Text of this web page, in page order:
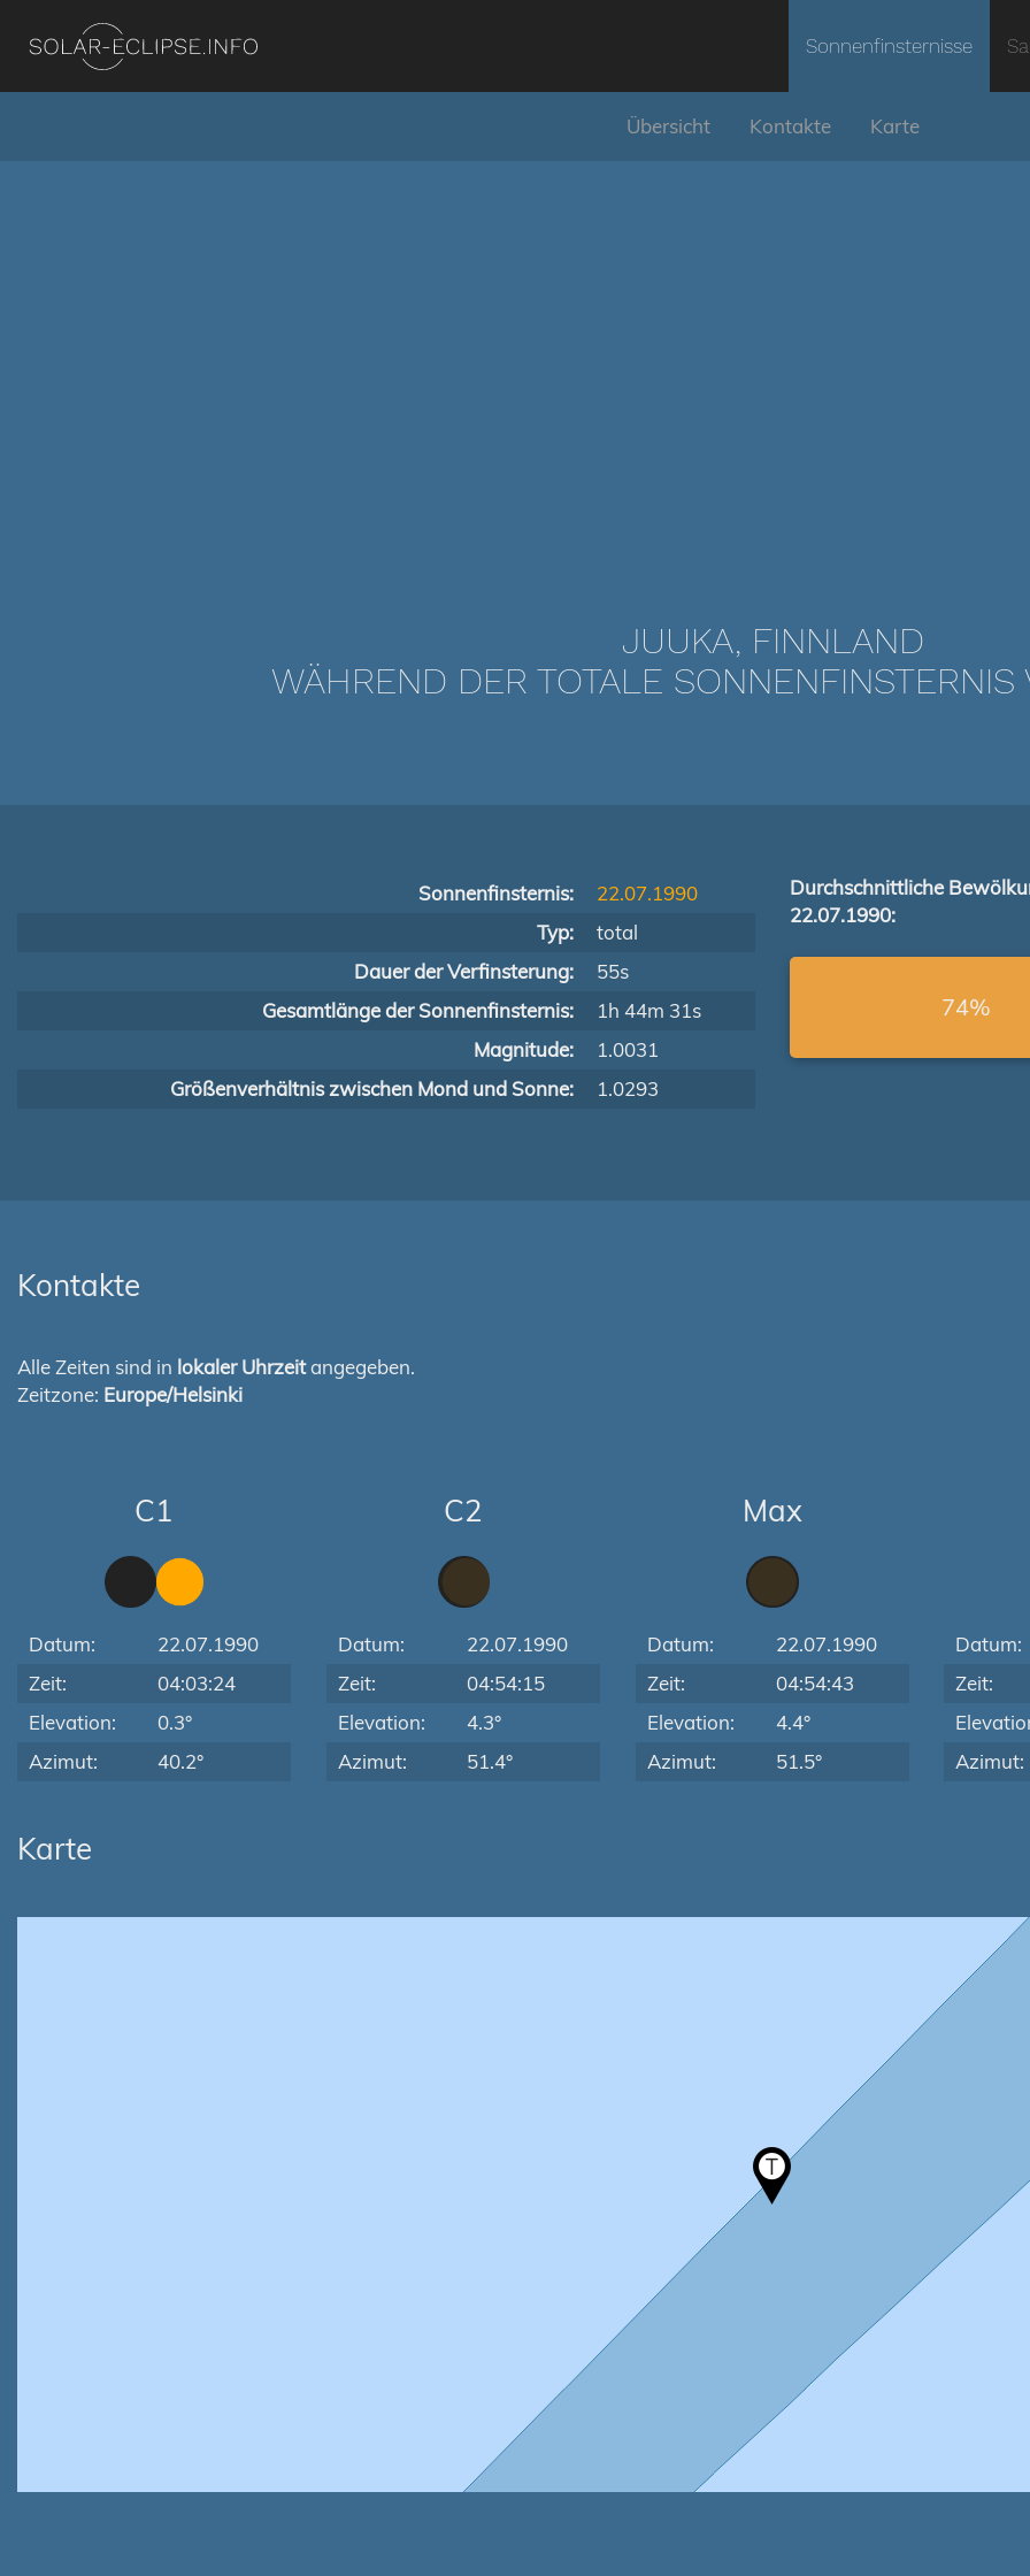
Sonnenfinsternisse
Übersicht Kontakte Karte
JUUKA, FINNLAND
WÄHREND DER TOTALE SONNENFINSTERNIS
Sonnenfinsternis:
22.07.1990
Typ:
total
Dauer der Verfinsterung:
55s
Gesamtlänge der Sonnenfinsternis:
1h 44m 31s
Magnitude:
1.0031
Größenverhältnis zwischen Mond und Sonne:
1.0293
Durchschnittliche
22.07.1990:
74%
Kontakte
Alle Zeiten sind in lokaler Uhrzeitangegeben.
Zeitzone: Europe/Helsinki
C1
Datum:
22.07.1990
Zeit:
04:03:24
Elevation:
0.3°
Azimut:
40.2°
C2
Datum:
22.07.1990
Zeit:
04:54:15
Elevation:
4.3°
Azimut:
51.4°
Max
Datum:
22.07.1990
Zeit:
04:54:43
Elevation:
4.4°
Azimut:
51.5°
Datum:
Zeit:
Azimut:
Karte